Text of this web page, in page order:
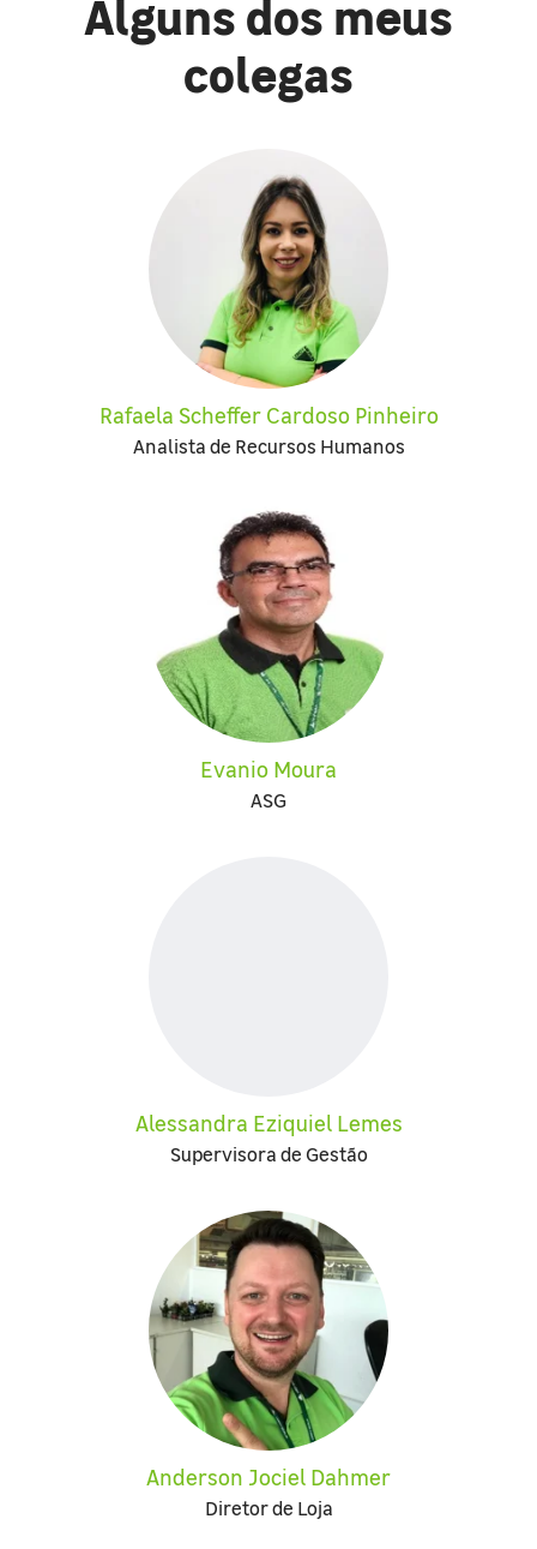
colegas
Rafaela Scheffer Cardoso Pinheiro
Analista de Recursos Humanos
Evanio Moura
ASG
Alessandra Eziquiel Lemes
Supervisora de Gestão
Anderson Jociel Dahmer
Diretor de Loja